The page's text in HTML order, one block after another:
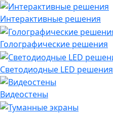
Интерактивные решения
Голографические решения
Светодиодные LED решения
Видеостены